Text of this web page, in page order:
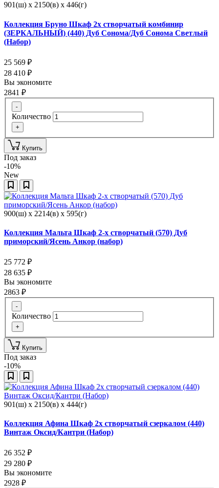
901(ш) x 2150(в) x 446(г)
Коллекция Бруно Шкаф 2х створчатый комбинир
(ЗЕРКАЛЬНЫЙ) (440) Дуб Сонома/Дуб Сонома Светлый
(Набор)
25 569 ₽
28 410 ₽
Вы экономите
2841 ₽
-
Количество
+
Купить
Под заказ
-10%
New
900(ш) x 2214(в) x 595(г)
Коллекция Мальта Шкаф 2-х створчатый (570) Дуб
приморский/Ясень Анкор (набор)
25 772 ₽
28 635 ₽
Вы экономите
2863 ₽
-
Количество
+
Купить
Под заказ
-10%
901(ш) x 2150(в) x 444(г)
Коллекция Афина Шкаф 2х створчатый сзеркалом (440)
Винтаж Оксид/Кантри (Набор)
26 352 ₽
29 280 ₽
Вы экономите
2928 ₽